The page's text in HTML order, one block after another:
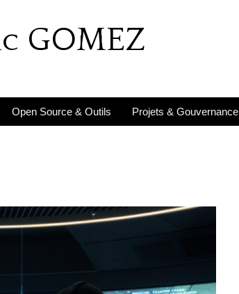
GOMEZ
Open Source & Outils Projets & Gouvernance